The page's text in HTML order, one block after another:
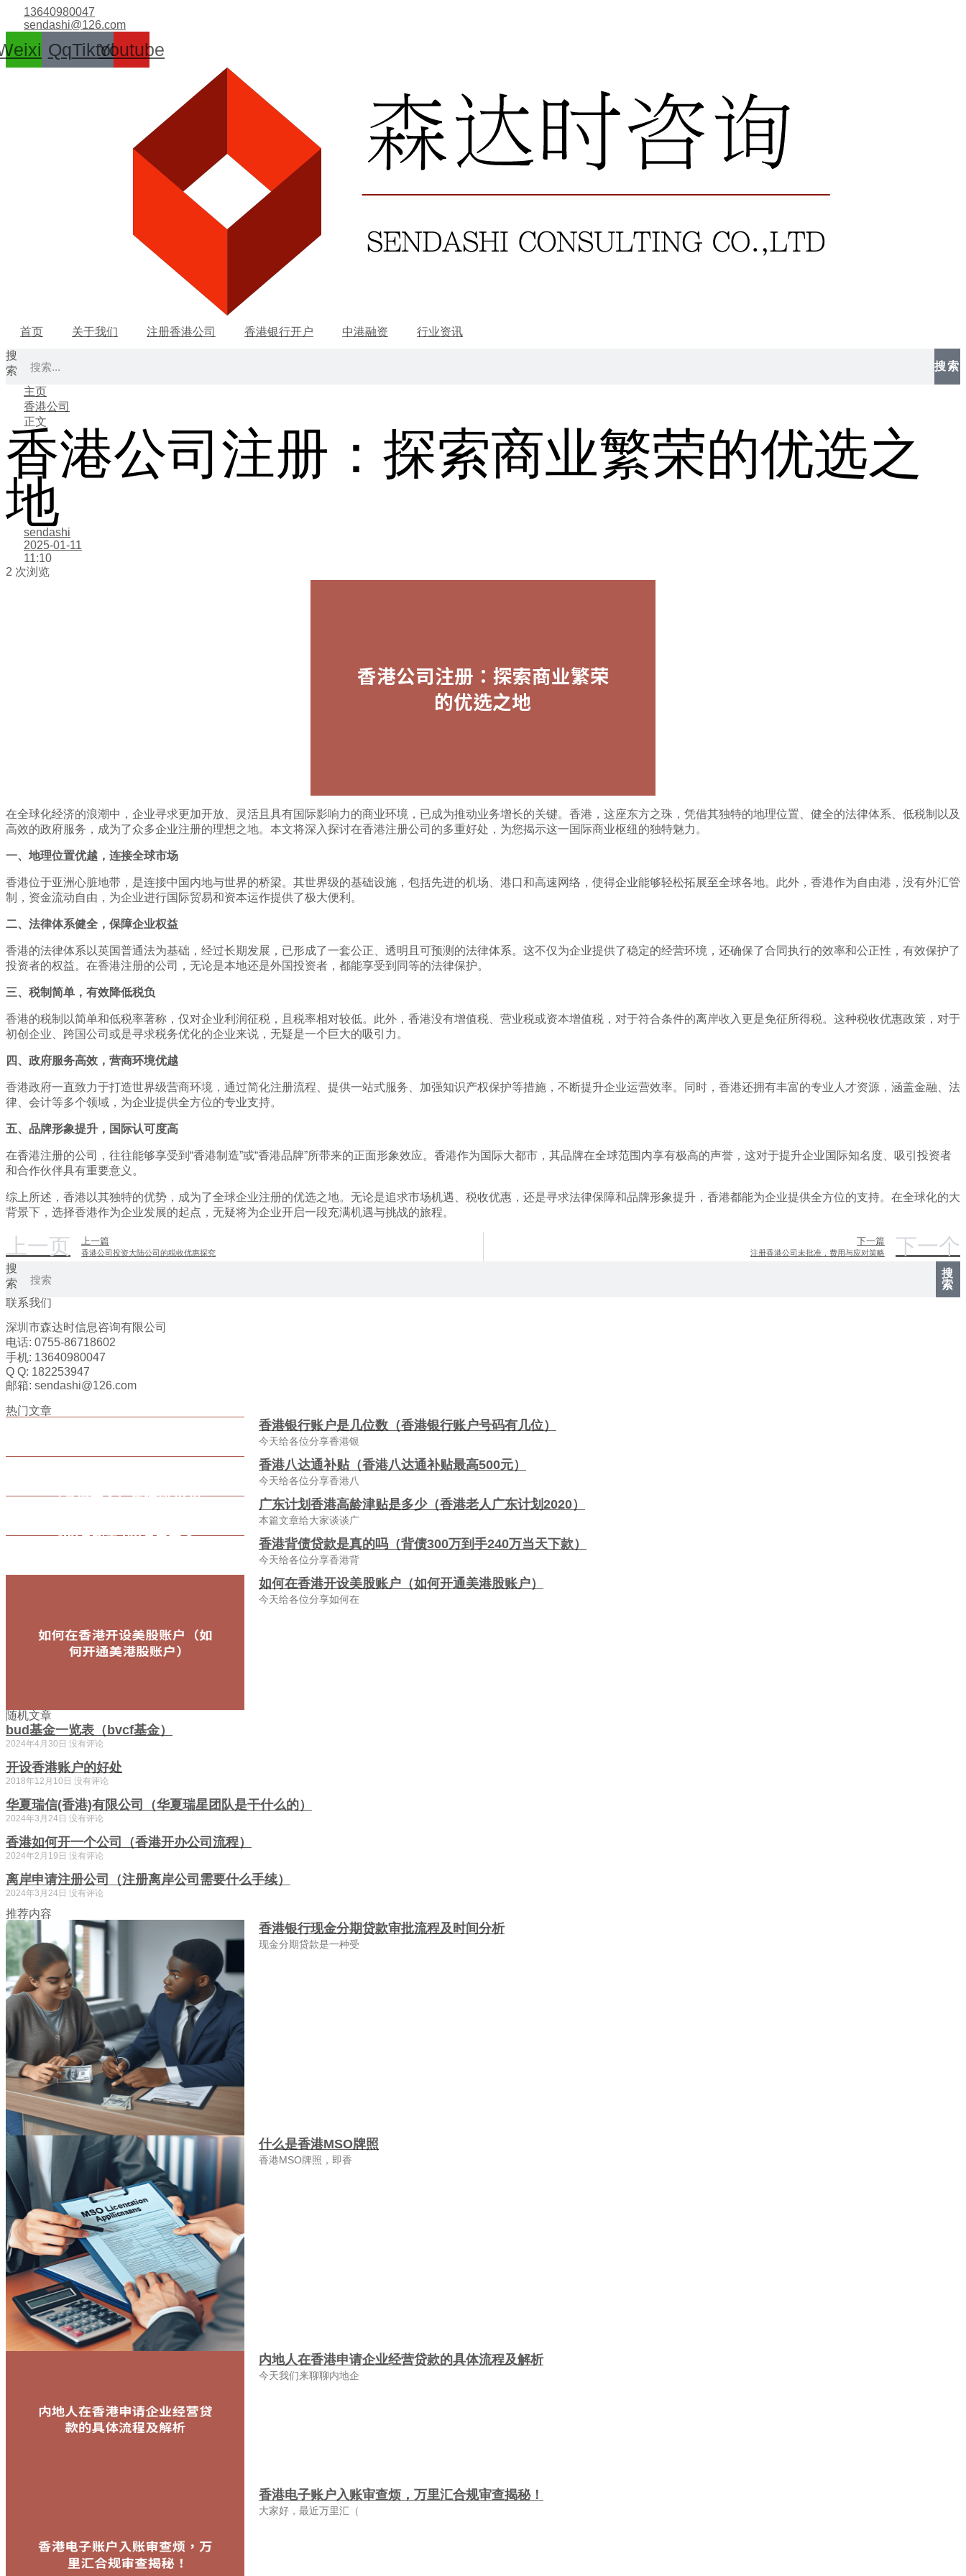
容
13640980047
sendashi@126.com
QqTiktokYoutube
首页 关于我们 注册香港公司 香港银行开户 中港融资
行业资讯
搜
索
搜索
主页
香港公司
正文
香港公司注册：探索商业繁荣的优选之
地
sendashi
2025-01-11
11:10
2 次浏览
在全球化经济的浪潮中，企业寻求更加开放、灵活且具有国际影响力的商业环境，已成为推动业务增长的关键。香港，这座东方之珠，凭借其独特的地理位置、健全的法律体系、低税制以及
高效的政府服务，成为了众多企业注册的理想之地。本文将深入探讨在香港注册公司的多重好处，为您揭示这一国际商业枢纽的独特魅力。
一、地理位置优越，连接全球市场
香港位于亚洲心脏地带，是连接中国内地与世界的桥梁。其世界级的基础设施，包括先进的机场、港口和高速网络，使得企业能够轻松拓展至全球各地。此外，香港作为自由港，没有外汇管
制，资金流动自由，为企业进行国际贸易和资本运作提供了极大便利。
二、法律体系健全，保障企业权益
香港的法律体系以英国普通法为基础，经过长期发展，已形成了一套公正、透明且可预测的法律体系。这不仅为企业提供了稳定的经营环境，还确保了合同执行的效率和公正性，有效保护了
投资者的权益。在香港注册的公司，无论是本地还是外国投资者，都能享受到同等的法律保护。
三、税制简单，有效降低税负
香港的税制以简单和低税率著称，仅对企业利润征税，且税率相对较低。此外，香港没有增值税、营业税或资本增值税，对于符合条件的离岸收入更是免征所得税。这种税收优惠政策，对于
初创企业、跨国公司或是寻求税务优化的企业来说，无疑是一个巨大的吸引力。
四、政府服务高效，营商环境优越
香港政府一直致力于打造世界级营商环境，通过简化注册流程、提供一站式服务、加强知识产权保护等措施，不断提升企业运营效率。同时，香港还拥有丰富的专业人才资源，涵盖金融、法
律、会计等多个领域，为企业提供全方位的专业支持。
五、品牌形象提升，国际认可度高
在香港注册的公司，往往能够享受到“香港制造”或“香港品牌”所带来的正面形象效应。香港作为国际大都市，其品牌在全球范围内享有极高的声誉，这对于提升企业国际知名度、吸引投资者
和合作伙伴具有重要意义。
综上所述，香港以其独特的优势，成为了全球企业注册的优选之地。无论是追求市场机遇、税收优惠，还是寻求法律保障和品牌形象提升，香港都能为企业提供全方位的支持。在全球化的大
背景下，选择香港作为企业发展的起点，无疑将为企业开启一段充满机遇与挑战的旅程。
上一页 上一篇
香港公司投资大陆公司的税收优惠探究
下一篇
注册香港公司未批准，费用与应对策略 下一个
搜
索
搜
索
联系我们
深圳市森达时信息咨询有限公司
电话: 0755-86718602
手机: 13640980047
Q Q: 182253947
邮箱: sendashi@126.com
热门文章
香港银行账户是几位数（香港银行账户号码有几位）
今天给各位分享香港银
香港八达通补贴（香港八达通补贴最高500元）
今天给各位分享香港八
广东计划香港高龄津贴是多少（香港老人广东计划2020）
本篇文章给大家谈谈广
香港背债贷款是真的吗（背债300万到手240万当天下款）
今天给各位分享香港背
如何在香港开设美股账户（如何开通美港股账户）
今天给各位分享如何在
随机文章
bud基金一览表（bvcf基金）
2024年4月30日 没有评论
开设香港账户的好处
2018年12月10日 没有评论
华夏瑞信(香港)有限公司（华夏瑞星团队是干什么的）
2024年3月24日 没有评论
香港如何开一个公司（香港开办公司流程）
2024年2月19日 没有评论
离岸申请注册公司（注册离岸公司需要什么手续）
2024年3月24日 没有评论
推荐内容
香港银行现金分期贷款审批流程及时间分析
现金分期贷款是一种受
什么是香港MSO牌照
香港MSO牌照，即香
内地人在香港申请企业经营贷款的具体流程及解析
今天我们来聊聊内地企
香港电子账户入账审查烦，万里汇合规审查揭秘！
大家好，最近万里汇（